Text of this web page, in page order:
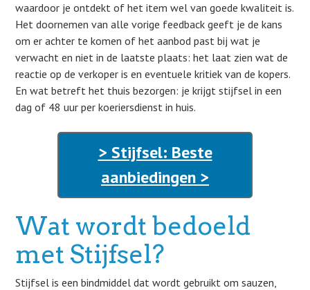
waardoor je ontdekt of het item wel van goede kwaliteit is.
Het doornemen van alle vorige feedback geeft je de kans
om er achter te komen of het aanbod past bij wat je
verwacht en niet in de laatste plaats: het laat zien wat de
reactie op de verkoper is en eventuele kritiek van de kopers.
En wat betreft het thuis bezorgen: je krijgt stijfsel in een
dag of 48 uur per koeriersdienst in huis.
> Stijfsel: Beste
aanbiedingen >
Wat wordt bedoeld
met Stijfsel?
Stijfsel is een bindmiddel dat wordt gebruikt om sauzen,